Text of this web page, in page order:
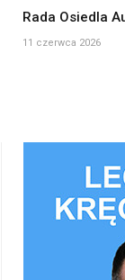
Rada Osiedla
11 czerwca 2026